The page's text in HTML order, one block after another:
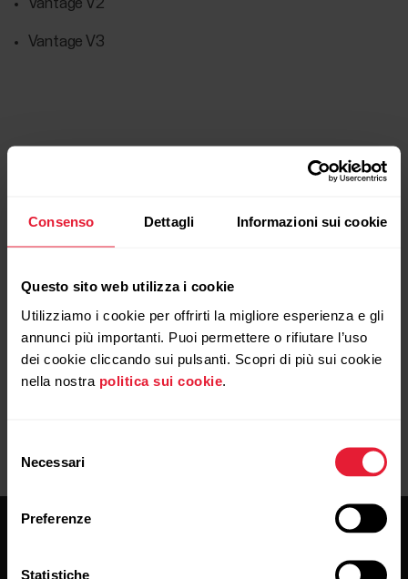
Consenso Dettagli Informazioni sui cookie
Questo sito web utilizza i cookie
Utilizziamo i cookie per offrirti la migliore esperienza e gli
annunci più importanti. Puoi permettere o rifiutare l’uso
dei cookie cliccando sui pulsanti. Scopri di più sui cookie
nella nostra politica sui cookie
delNecessari
Preferenze
Statistiche
Vantage V2
Vantage V3
Gestione dei preferiti e degli obiettivi di
Come si crea un obiettivo di allenamento nel
servizio Web Polar Flow?